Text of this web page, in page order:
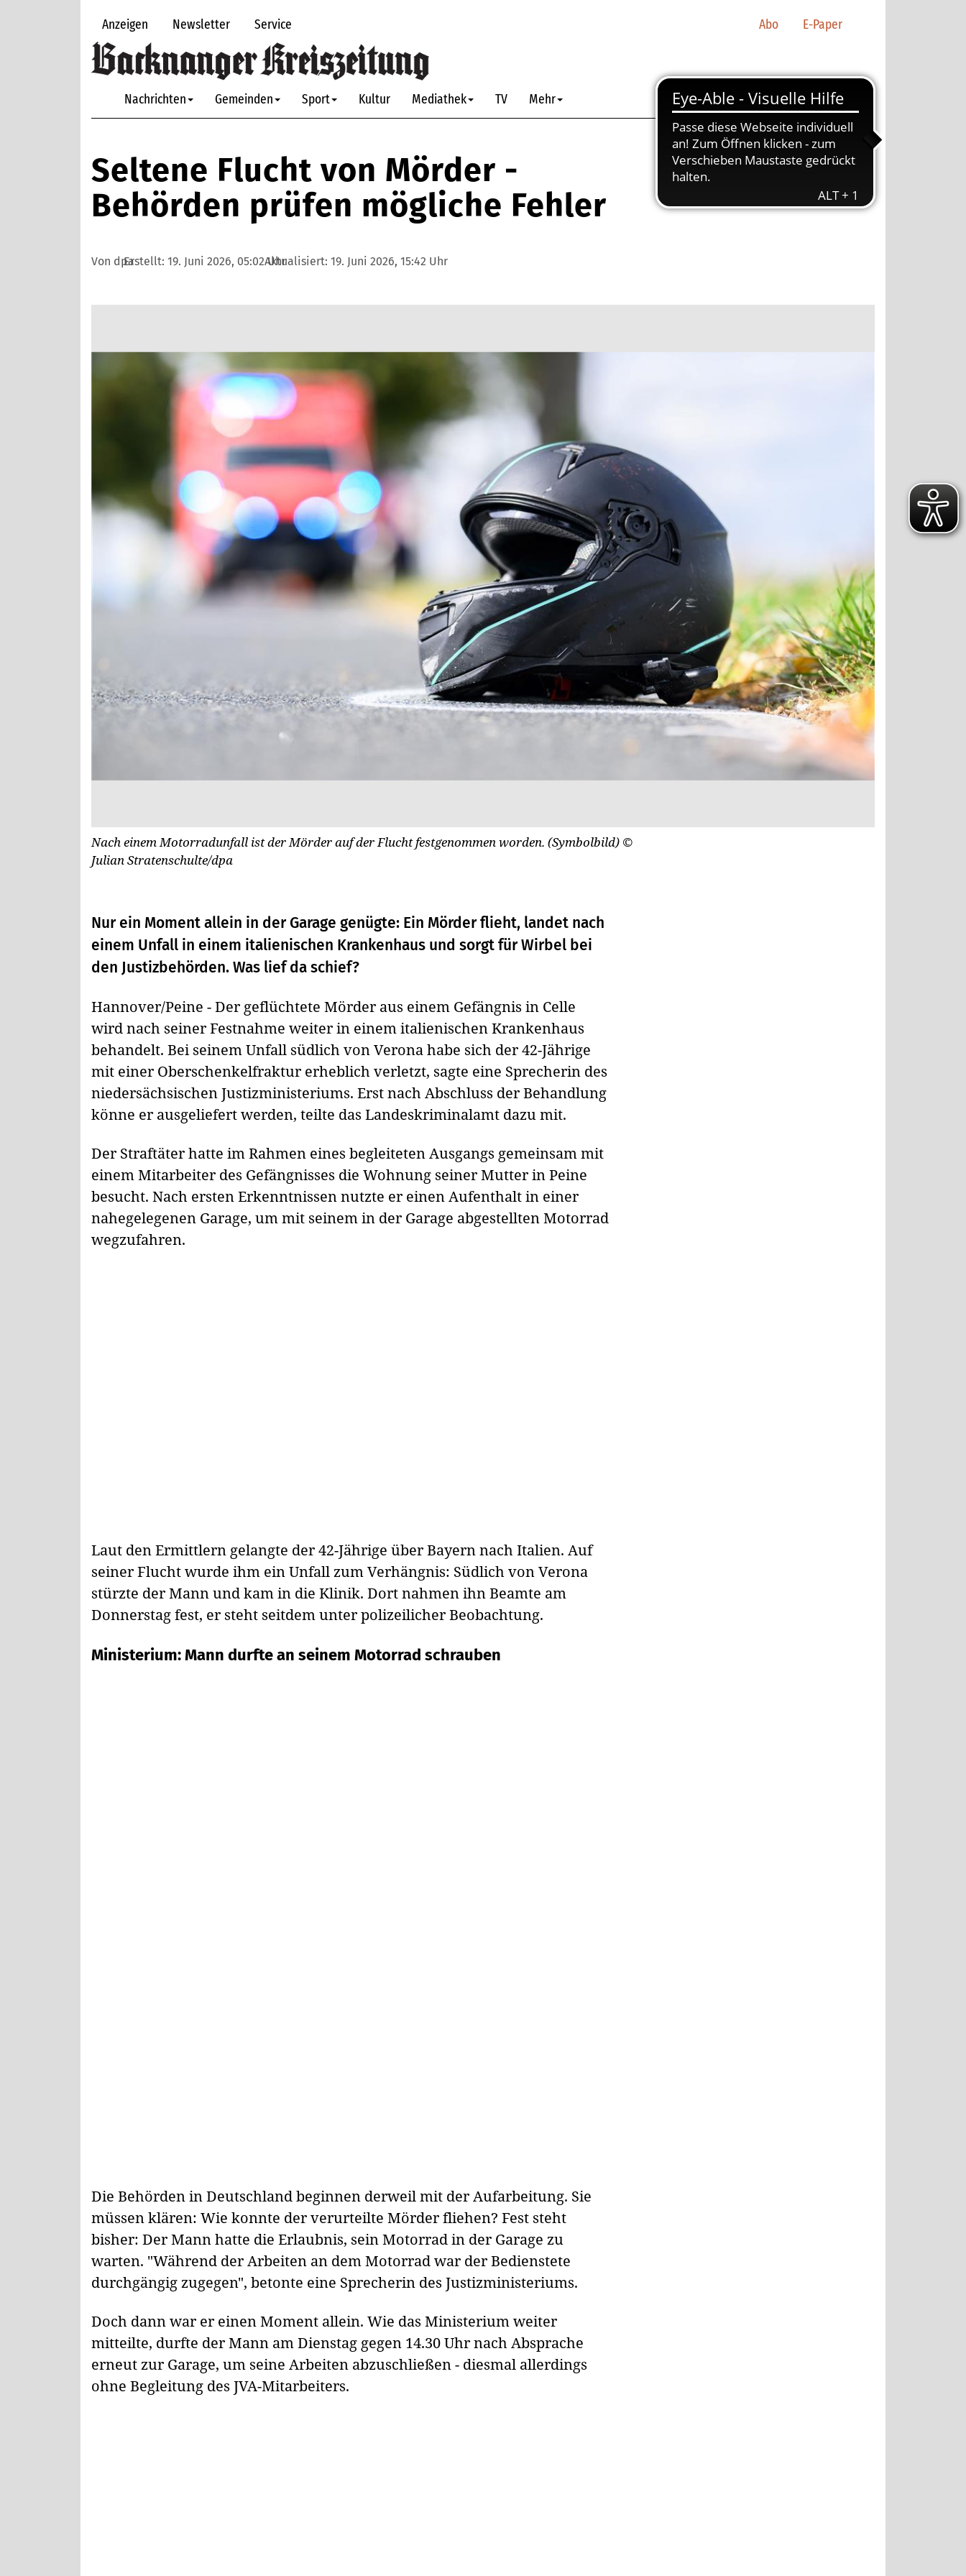
Anzeigen Newsletter Service Abo E-Paper
Nachrichten Gemeinden Sport Kultur Mediathek TV Mehr
Seltene Flucht von Mörder -
Behörden prüfen mögliche Fehler
Von dpaErstellt: 19. Juni 2026, 05:02 UhrAktualisiert: 19. Juni 2026, 15:42 Uhr
Nach einem Motorradunfall ist der Mörder auf der Flucht festgenommen worden. (Symbolbild) ©
Julian Stratenschulte/dpa
Nur ein Moment allein in der Garage genügte: Ein Mörder flieht, landet nach
einem Unfall in einem italienischen Krankenhaus und sorgt für Wirbel bei
den Justizbehörden. Was lief da schief?
Hannover/Peine - Der geflüchtete Mörder aus einem Gefängnis in Celle
wird nach seiner Festnahme weiter in einem italienischen Krankenhaus
behandelt. Bei seinem Unfall südlich von Verona habe sich der 42-Jährige
mit einer Oberschenkelfraktur erheblich verletzt, sagte eine Sprecherin des
niedersächsischen Justizministeriums. Erst nach Abschluss der Behandlung
könne er ausgeliefert werden, teilte das Landeskriminalamt dazu mit.
Der Straftäter hatte im Rahmen eines begleiteten Ausgangs gemeinsam mit
einem Mitarbeiter des Gefängnisses die Wohnung seiner Mutter in Peine
besucht. Nach ersten Erkenntnissen nutzte er einen Aufenthalt in einer
nahegelegenen Garage, um mit seinem in der Garage abgestellten Motorrad
wegzufahren.
Laut den Ermittlern gelangte der 42-Jährige über Bayern nach Italien. Auf
seiner Flucht wurde ihm ein Unfall zum Verhängnis: Südlich von Verona
stürzte der Mann und kam in die Klinik. Dort nahmen ihn Beamte am
Donnerstag fest, er steht seitdem unter polizeilicher Beobachtung.
Ministerium: Mann durfte an seinem Motorrad schrauben
Die Behörden in Deutschland beginnen derweil mit der Aufarbeitung. Sie
müssen klären: Wie konnte der verurteilte Mörder fliehen? Fest steht
bisher: Der Mann hatte die Erlaubnis, sein Motorrad in der Garage zu
warten. "Während der Arbeiten an dem Motorrad war der Bedienstete
durchgängig zugegen", betonte eine Sprecherin des Justizministeriums.
Doch dann war er einen Moment allein. Wie das Ministerium weiter
mitteilte, durfte der Mann am Dienstag gegen 14.30 Uhr nach Absprache
erneut zur Garage, um seine Arbeiten abzuschließen - diesmal allerdings
ohne Begleitung des JVA-Mitarbeiters.